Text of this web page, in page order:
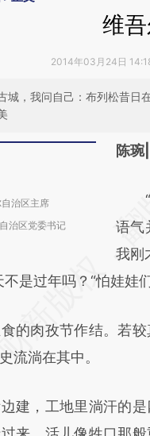
维
2014年03月24日
城，我问自己：布列松昔日
治区主席
治区党委书记
请务
成，
新观
陈琬
“
语气
我刚
是过年吗？“怕娃娃
肉孜节作结。若较
流淌在其中。
，工地里淌汗的是